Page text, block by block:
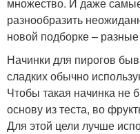
Тест с капустой
Вкусный пирог
разнообразить
новой подборке –
Начинки для пирогов
сладких обычно
Чтобы такая начинка не
основу из теста, во
Для этой цели лучше